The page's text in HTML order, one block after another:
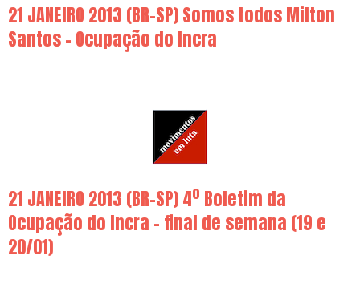
21 JANEIRO 2013 (BR-SP) Somos todos Milton
Santos – Ocupação do Incra
21 JANEIRO 2013 (BR-SP) 4º Boletim da
Ocupação do Incra – final de semana (19 e
20/01)